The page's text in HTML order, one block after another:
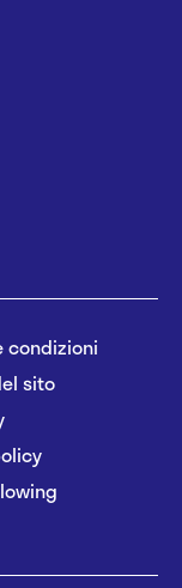
condizioni
sito